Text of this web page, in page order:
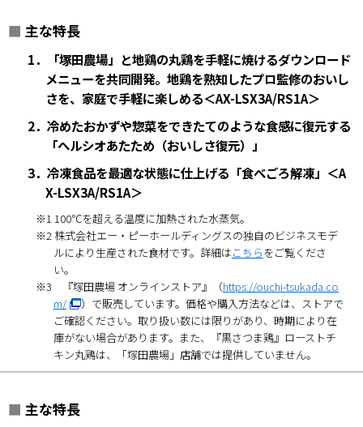
■ 主な特長
1．「塚田農場」と地鶏の丸鶏を手軽に焼けるダウンロード
メニューを共同開発。地鶏を熟知したプロ監修のおいし
さを、家庭で手軽に楽しめる＜AX-LSX3A/RS1A＞
2．冷めたおかずや惣菜をできたてのような食感に復元する
「ヘルシオあたため（おいしさ復元）」
3．冷凍食品を最適な状態に仕上げる「食べごろ解凍」＜A
X-LSX3A/RS1A＞
※1 100℃を超える温度に加熱された水蒸気。
※2 株式会社エー・ピーホールディングスの独自のビジネスモデ
ルにより生産された食材です。詳細はこちら をご覧くださ
い。
※3 『塚田農場 オンラインストア』（https://ouchi-tsukada.co
m/
）で販売しています。価格や購入方法などは、ストアで
ご確認ください。取り扱い数には限りがあり、時期により在
庫がない場合があります。また、『黒さつま鶏』ローストチ
キン丸鶏は、「塚田農場」店舗では提供していません。
■ 主な特長